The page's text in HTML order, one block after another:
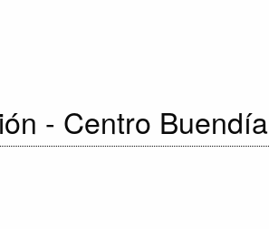
- Centro Buendía